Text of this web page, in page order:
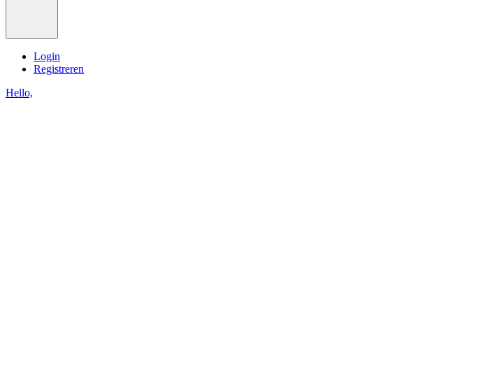
Login
Registreren
Hello,